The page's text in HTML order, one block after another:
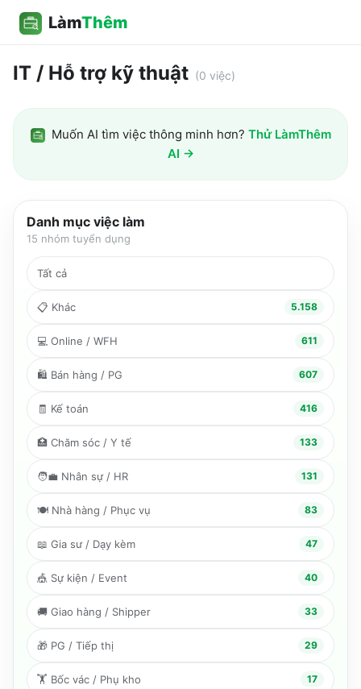
LàmThêm
IT / Hỗ trợ kỹ thuật (0 việc)
Muốn AI tìm việc thông minh hơn? Thử LàmThêm
AI →
Danh mục việc làm
15 nhóm tuyển dụng
Tất cả
📋 Khác 5.158
💻 Online / WFH 611
🛍️ Bán hàng / PG 607
🧾 Kế toán 416
🏥 Chăm sóc / Y tế 133
🧑‍💼 Nhân sự / HR 131
🍽️ Nhà hàng / Phục vụ 83
📖 Gia sư / Dạy kèm 47
🎪 Sự kiện / Event 40
🚚 Giao hàng / Shipper 33
🎁 PG / Tiếp thị 29
🏋️ Bốc vác / Phụ kho 17